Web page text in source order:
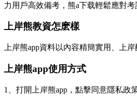
力用戶高效備考，熊a下载輕鬆應對
上岸熊教資怎麽樣
上岸熊app資料以內容精簡實用、上
上岸熊app使用方式
1、打開上岸熊app，點擊同意隱私政